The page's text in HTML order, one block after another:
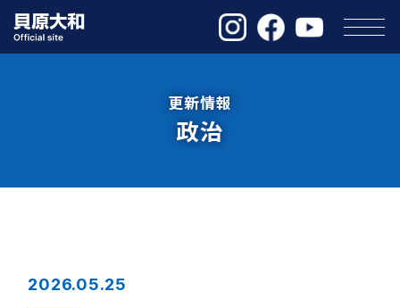
更新情報
政治
2026.05.25